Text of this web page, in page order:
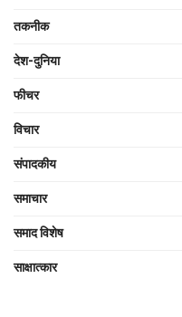
तकनीक
देश-दुनिया
फीचर
विचार
संपादकीय
समाचार
समाद विशेष
साक्षात्‍कार